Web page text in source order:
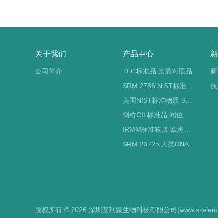
关于我们
公司简介
产品中心
TLC标准品 杂质对照品
SRM 2786 NIST标准物质 PM2.5标准品
美国NIST标准物质 SRM标准品
SRM 2372a 人类DNA定量标准品 NIST标准物质
版权所有 © 2026 深圳艾利蒙生物科技有限公司